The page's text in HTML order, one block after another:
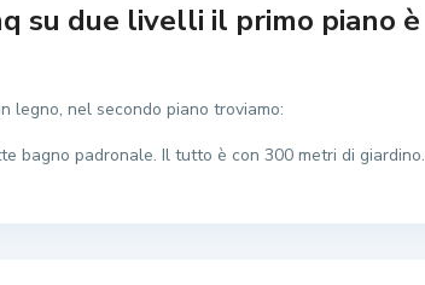
su due livelli il primo piano è
legno, nel secondo piano troviamo:
bagno padronale. Il tutto è con 300 metri di giardino.